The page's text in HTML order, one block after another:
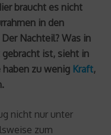
braucht es nicht
in den
Nachteil? Was in
ist, sieht in
haben zu wenig Kraft,
nicht nur unter
zum